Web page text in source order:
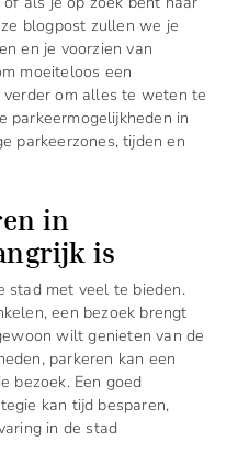
blogpost zullen we je
en je voorzien van
moeiteloos een
om alles te weten te
parkeermogelijkheden in
parkeerzones, tijden en
in
is
stad met veel te bieden.
een bezoek brengt
wilt genieten van de
parkeren kan een
bezoek. Een goed
kan tijd besparen,
in de stad